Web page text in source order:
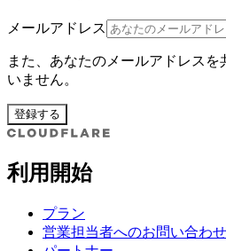
メールアドレス
また、あなたのメールアドレス
いません。
登録する
利用開始
プラン
営業担当者へのお問い合わせ